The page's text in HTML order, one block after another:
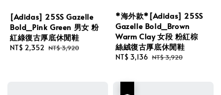
[Adidas] 25SS Gazelle
Bold_Pink Green 男女 粉
紅綠復古厚底休閒鞋
Sale
NT$ 2,352 Regular
NT$ 3,920
*海外款*[Adidas] 25SS
Gazelle Bold_Brown
Warm Clay 女段 粉紅棕
絲絨復古厚底休閒鞋
Sale
NT$ 3,136 Regular
NT$ 3,920